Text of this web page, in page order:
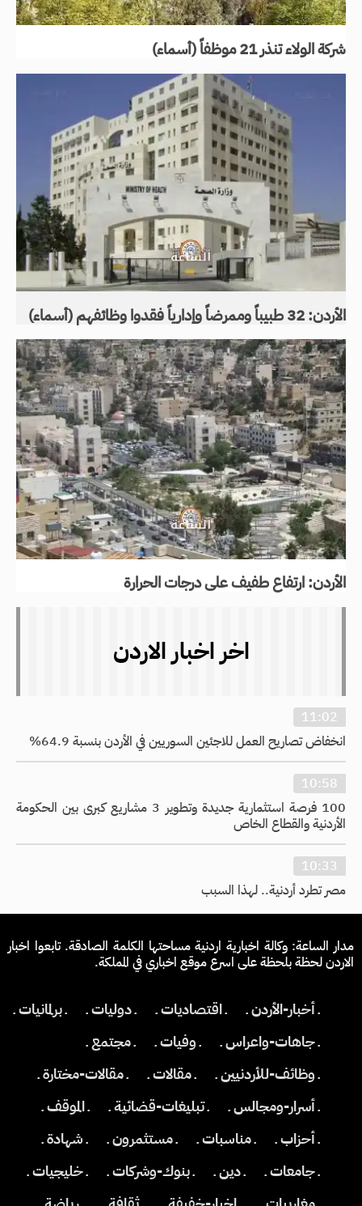
شركة الولاء تنذر 21 موظفاً (أسماء)
الأردن: 32 طبيباً وممرضاً وإدارياً فقدوا وظائفهم (أسماء)
الأردن: ارتفاع طفيف على درجات الحرارة
اخر اخبار الاردن
11:02
انخفاض تصاريح العمل للاجئين السوريين في الأردن بنسبة 64.9%
10:58
100 فرصة استثمارية جديدة وتطوير 3 مشاريع كبرى بين الحكومة
الأردنية والقطاع الخاص
10:33
مصر تطرد أردنية.. لهذا السبب
مدار الساعة: وكالة اخبارية اردنية مساحتها الكلمة الصادقة. تابعوا اخبار
الاردن لحظة بلحظة على اسرع موقع اخباري في المملكة.
ـ أخبار-الأردن ـ ـ اقتصاديات ـ ـ دوليات ـ
ـ برلمانيات ـ
ـ جاهات-واعراس ـ
ـ وفيات ـ
ـ مجتمع ـ
ـ وظائف-للأردنيين ـ
ـ مقالات ـ
ـ مقالات-مختارة ـ
ـ أسرار-ومجالس ـ
ـ تبليغات-قضائية ـ
ـ الموقف ـ
ـ أحزاب ـ
ـ مناسبات ـ ـ مستثمرون ـ
ـ شهادة ـ
ـ جامعات ـ
ـ دين ـ ـ بنوك-وشركات ـ
ـ خليجيات ـ